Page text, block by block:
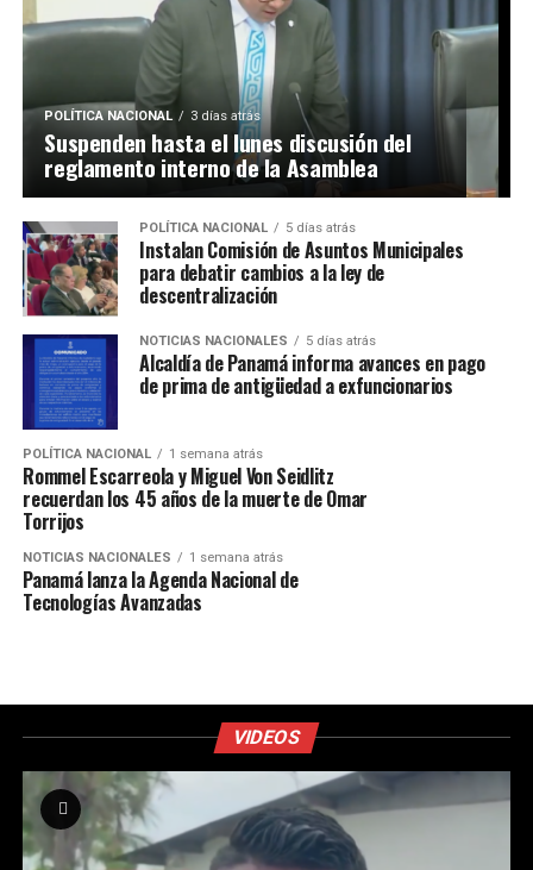
POLÍTICA NACIONAL 3 días atrás
Suspenden hasta el lunes discusión del
reglamento interno de la Asamblea
POLÍTICA NACIONAL 5 días atrás
Instalan Comisión de Asuntos Municipales
para debatir cambios a la ley de
descentralización
NOTICIAS NACIONALES 5 días atrás
Alcaldía de Panamá informa avances en pago
de prima de antigüedad a exfuncionarios
POLÍTICA NACIONAL 1 semana atrás
Rommel Escarreola y Miguel Von Seidlitz
recuerdan los 45 años de la muerte de Omar
Torrijos
NOTICIAS NACIONALES 1 semana atrás
Panamá lanza la Agenda Nacional de
Tecnologías Avanzadas
VIDEOS